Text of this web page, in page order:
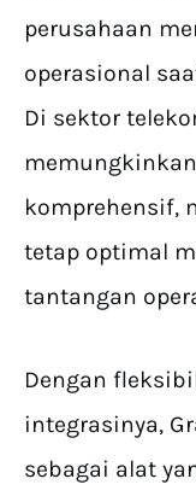
perusahaan
operasional
Di sektor
komprehensif,
tetap optimal
tantangan
Dengan
integrasinya,
sebagai alat